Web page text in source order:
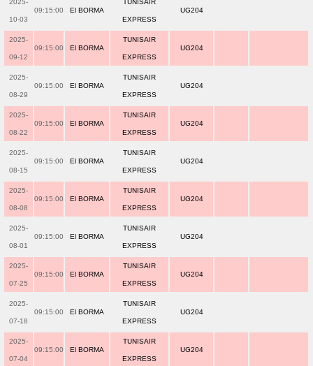
2025-
10-03
09:15:00 El BORMA
TUNISAIR
EXPRESS
UG204
2025-
09-12
09:15:00 El BORMA
TUNISAIR
EXPRESS
UG204
2025-
08-29
09:15:00 El BORMA
TUNISAIR
EXPRESS
UG204
2025-
08-22
09:15:00 El BORMA
TUNISAIR
EXPRESS
UG204
2025-
08-15
09:15:00 El BORMA
TUNISAIR
EXPRESS
UG204
2025-
08-08
09:15:00 El BORMA
TUNISAIR
EXPRESS
UG204
2025-
08-01
09:15:00 El BORMA
TUNISAIR
EXPRESS
UG204
2025-
07-25
09:15:00 El BORMA
TUNISAIR
EXPRESS
UG204
2025-
07-18
09:15:00 El BORMA
TUNISAIR
EXPRESS
UG204
2025-
07-04
09:15:00 El BORMA
TUNISAIR
EXPRESS
UG204